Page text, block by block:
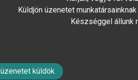
Küldjön üzenetet
Készséggel állunk
üzenetet küldök